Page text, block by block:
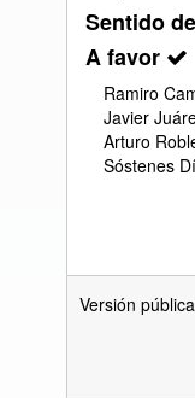
Sentido
A favor
Ramiro
Javier
Arturo
Sóstenes
Versión pública